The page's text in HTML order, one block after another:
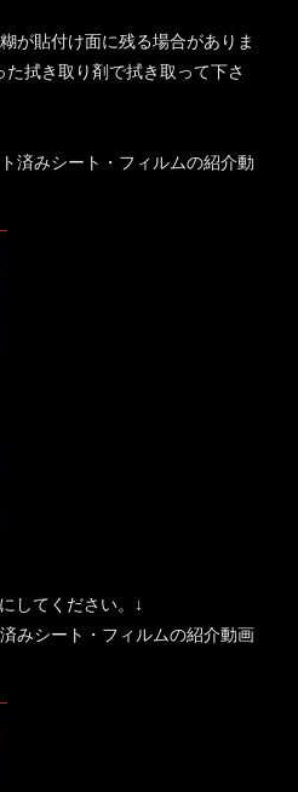
が貼付け面に残る場合がありま
拭き取り剤で拭き取って下さ
済みシート・フィルムの紹介動
してください。↓
みシート・フィルムの紹介動画